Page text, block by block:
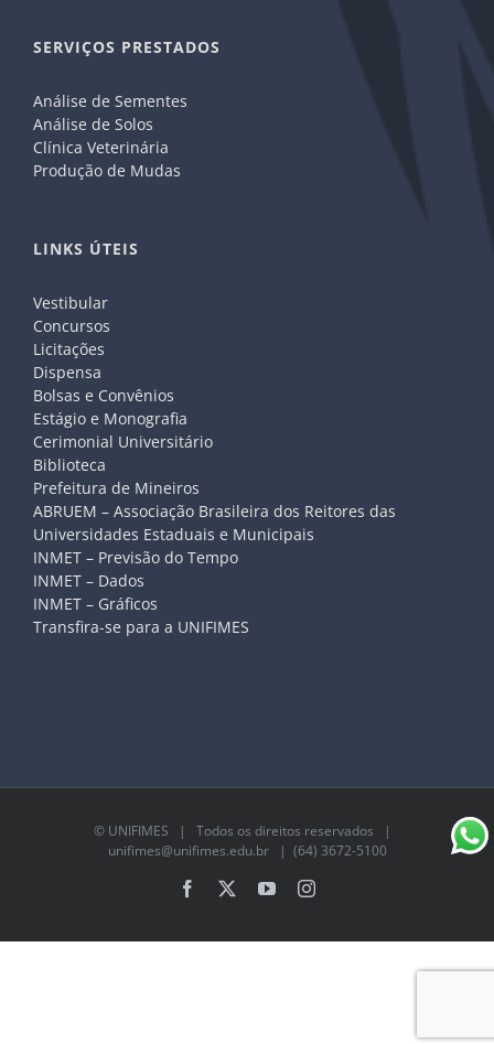
SERVIÇOS PRESTADOS
Análise de Sementes
Análise de Solos
Clínica Veterinária
Produção de Mudas
LINKS ÚTEIS
Vestibular
Concursos
Licitações
Dispensa
Bolsas e Convênios
Estágio e Monografia
Cerimonial Universitário
Biblioteca
Prefeitura de Mineiros
ABRUEM – Associação Brasileira dos Reitores das
Universidades Estaduais e Municipais
INMET – Previsão do Tempo
INMET – Dados
INMET – Gráficos
Transfira-se para a UNIFIMES
© UNIFIMES | Todos os direitos reservados |
unifimes@unifimes.edu.br| (64) 3672-5100
Facebook YouTubeInstagram